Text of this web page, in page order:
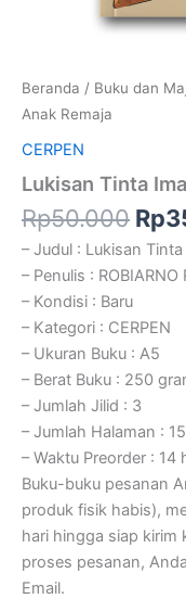
Beranda / Buku dan
Anak Remaja
CERPEN
Lukisan Tinta
Rp50.000 Rp
– Judul : Lukisan
– Penulis : ROBIARNO
– Kondisi : Baru
– Kategori : CERPEN
– Ukuran Buku : A5
– Berat Buku : 250
– Jumlah Jilid : 3
– Jumlah Halaman :
– Waktu Preorder : 14
Buku-buku pesanan
produk fisik habis),
hari hingga siap kirim
proses pesanan,
Email.